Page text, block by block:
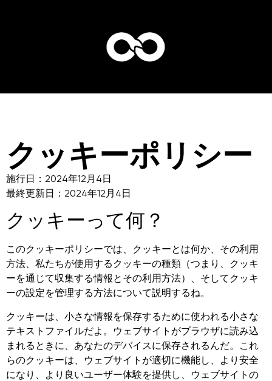
クッキーポリシー
施行日：2024年12月4日
最終更新日：2024年12月4日
クッキーって何？
このクッキーポリシーでは、クッキーとは何か、その利用
方法、私たちが使用するクッキーの種類（つまり、クッキ
ーを通じて収集する情報とその利用方法）、そしてクッキ
ーの設定を管理する方法について説明するね。
クッキーは、小さな情報を保存するために使われる小さな
テキストファイルだよ。ウェブサイトがブラウザに読み込
まれるときに、あなたのデバイスに保存されるんだ。これ
らのクッキーは、ウェブサイトが適切に機能し、より安全
になり、より良いユーザー体験を提供し、ウェブサイトの